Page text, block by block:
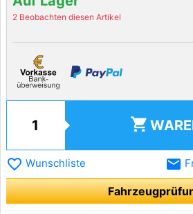
2 Beobachten diesen Artikel
shopping_cart
favorite_border Wunschliste email